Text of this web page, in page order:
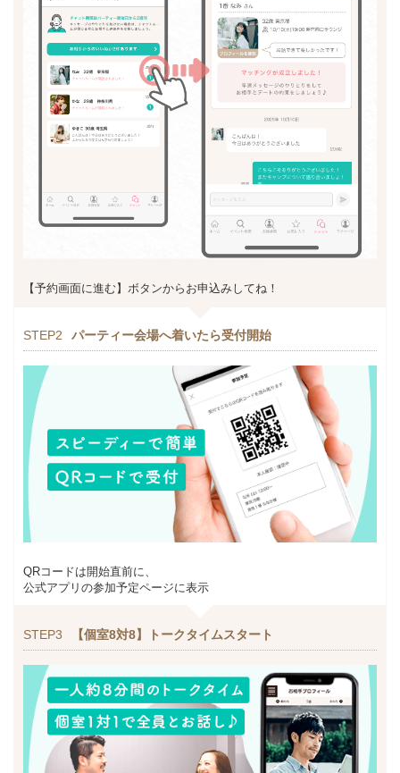
【予約画面に進む】ボタンからお申込みしてね！
STEP2 パーティー会場へ着いたら受付開始
QRコードは開始直前に、
公式アプリの参加予定ページに表示
STEP3 【個室8対8】トークタイムスタート